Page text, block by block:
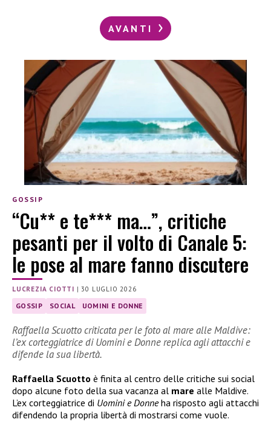
AVANTI
GOSSIP
“Cu** e te*** ma…”, critiche
pesanti per il volto di Canale 5:
le pose al mare fanno discutere
LUCREZIA CIOTTI |30 LUGLIO 2026
GOSSIP SOCIAL UOMINI E DONNE
Raffaella Scuotto criticata per le foto al mare alle Maldive:
l’ex corteggiatrice di Uomini e Donne replica agli attacchi e
difende la sua libertà.
Raffaella Scuotto è finita al centro delle critiche sui social
dopo alcune foto della sua vacanza al mare alle Maldive.
L’ex corteggiatrice di Uomini e Donneha risposto agli attacchi
difendendo la propria libertà di mostrarsi come vuole.